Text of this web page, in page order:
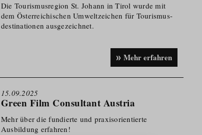
Die Tourismusregion St. Johann in Tirol wurde mit
dem Österreichischen Umweltzeichen für Tourismus­
de­s­ti­nationen ausgezeichnet.
Mehr erfahren
15.09.2025
Green Film Consultant Austria
Mehr über die fundierte und praxisori­entierte
Ausbildung erfahren!